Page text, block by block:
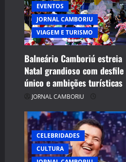
EVENTOS
JORNAL CAMBORIU
VIAGEM E TURISMO
Balneário Camboriú estreia
Natal grandioso com desfile
único e ambições turísticas
JORNAL CAMBORIU
CELEBRIDADES
CULTURA